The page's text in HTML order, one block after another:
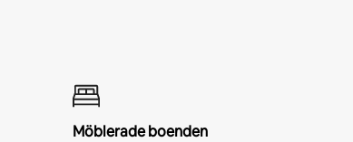
Möblerade boenden